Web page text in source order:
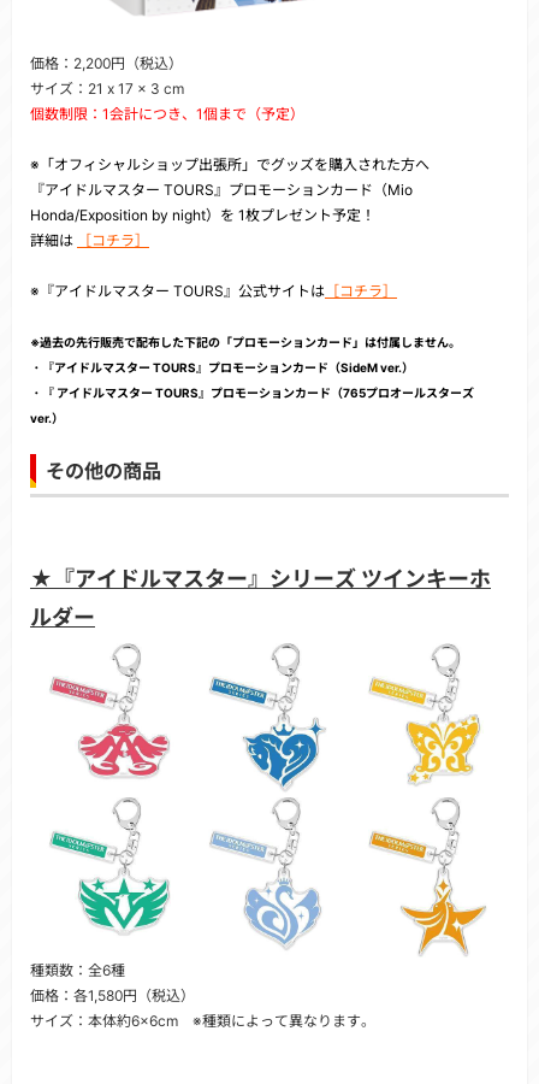
価格：2,200円（税込）
サイズ：21 x 17 x 3 cm
個数制限：1会計につき、1個まで（予定）
※「オフィシャルショップ出張所」でグッズを購入された方へ
『アイドルマスター TOURS』プロモーションカード（Mio
Honda/Exposition by night）を 1枚プレゼント予定！
詳細は
［コチラ］
※『アイドルマスター TOURS』公式サイトは ［コチラ］
※過去の先行販売で配布した下記の「プロモーションカード」は付属しません。
・『アイドルマスター TOURS』プロモーションカード（SideM ver.）
・『 アイドルマスター TOURS』プロモーションカード（765プロオールスターズ
ver.）
その他の商品
★ 『アイドルマスター』シリーズ ツインキーホ
ルダー
種類数：全6種
価格：各1,580円（税込）
サイズ：本体約6×6cm ※種類によって異なります。